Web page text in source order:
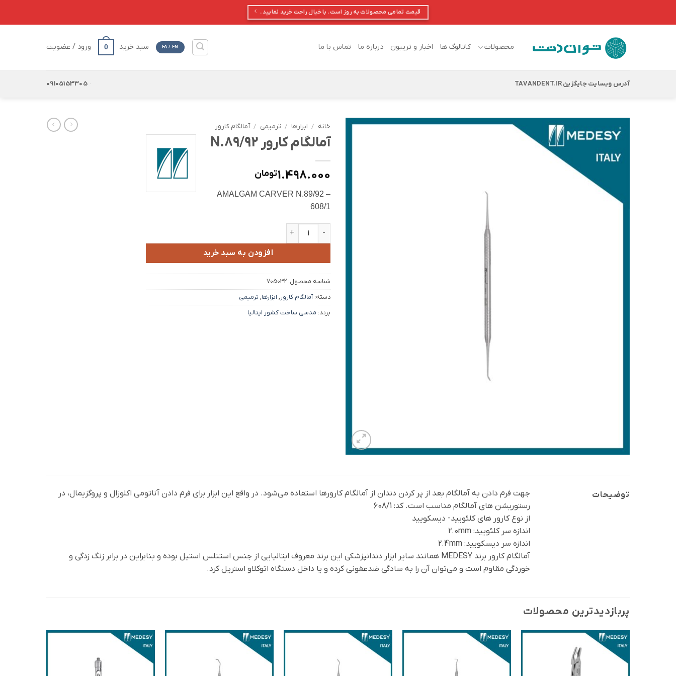
قیمت تمامی محصولات به روز است. با خیال راحت خرید نمایید.
محصولات کاتالوگ ها اخبار و تریبون درباره ما تماس با ما FA / EN سبد خرید 0 ورود / عضویت
آدرس وبسایت جایگزین TAVANDENT.IR 09105153305
خانه / ابزارها / ترمیمی / آمالگام کارور
آمالگام کارور N.89/92
1.498.000تومان
AMALGAM CARVER N.89/92 –
608/1
آمالگام کارور N.89/92 عدد
افزودن به سبد خرید
شناسه محصول: 705032
دسته:آمالگام کارور, ابزارها, ترمیمی
برند: مدسی ساخت کشور ایتالیا
توضیحات
جهت فرم دادن به آمالگام بعد از پر کردن دندان از آمالگام کارورها استفاده می‌شود. در واقع این ابزار برای فرم دادن آناتومی اکلوزال و پروگزیمال، در
رستوریشن های آمالگام مناسب است. کد: 608/1
از نوع کارور های کلئویید- دیسکویید
اندازه سر کلئویید: 2.0mm
اندازه سر دیسکویید: 2.4mm
آمالگام کارور برند MEDESY همانند سایر ابزار دندانپزشکی این برند معروف ایتالیایی از جنس استنلس استیل بوده و بنابراین در برابر زنگ ‌زدگی و
خوردگی مقاوم است و می‌توان آن را به سادگی ضدعفونی کرده و یا داخل دستگاه اتوکلاو استریل کرد.
پربازدید‌ترین محصولات